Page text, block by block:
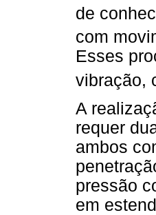
de
com
Esses
vibração,
A
requer
ambos
pressão
em